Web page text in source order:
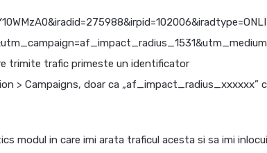
trimite trafic primeste un identificator
> Campaigns, doar ca „af_impact_radius_xxxxxx”
modul in care imi arata traficul acesta si sa imi